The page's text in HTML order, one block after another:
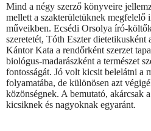
Mind a négy szerző könyveire
mellett a szakterületüknek megfelelő
műveikben. Ecsédi Orsolya író-
szeretetét, Tóth Eszter dietetikusként
Kántor Kata a rendőrként szerzet
biológus-madarászként a természet
fontosságát. Jó volt kicsit belelátni a
folyamatába, de különösen azt
közönségnek. A bemutató, akárcsak
kicsiknek és nagyoknak egyaránt.